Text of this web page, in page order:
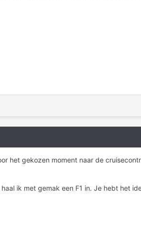
het gekozen moment naar de
ik met gemak een F1 in. Je hebt het